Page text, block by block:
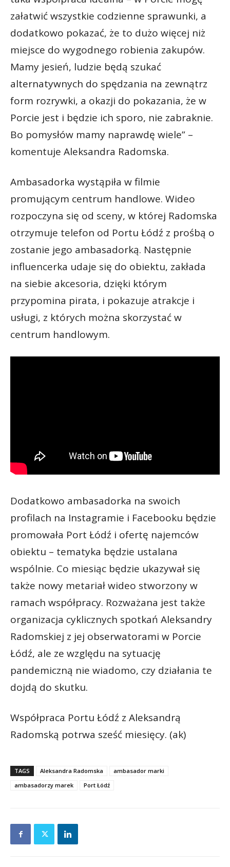
załatwić wszystkie codzienne sprawunki, a
dodatkowo pokazać, że to dużo więcej niż
miejsce do wygodnego robienia zakupów.
Mamy jesień, ludzie będą szukać
alternatywnych do spędzania na zewnątrz
form rozrywki, a okazji do pokazania, że w
Porcie jest i będzie ich sporo, nie zabraknie.
Bo pomysłów mamy naprawdę wiele” –
komentuje Aleksandra Radomska.
Ambasadorka wystąpiła w filmie
promującym centrum handlowe. Wideo
rozpoczyna się od sceny, w której Radomska
otrzymuje telefon od Portu Łódź z prośbą o
zostanie jego ambasadorką. Następnie
influencerka udaje się do obiektu, zakłada
na siebie akcesoria, dzięki którym
przypomina pirata, i pokazuje atrakcje i
usługi, z których można skorzystać w
centrum handlowym.
Dodatkowo ambasadorka na swoich
profilach na Instagramie i Facebooku będzie
promowała Port Łódź i ofertę najemców
obiektu – tematyka będzie ustalana
wspólnie. Co miesiąc będzie ukazywał się
także nowy metariał wideo stworzony w
ramach współpracy. Rozważana jest także
organizacja cyklicznych spotkań Aleksandry
Radomskiej z jej obserwatorami w Porcie
Łódź, ale ze względu na sytuację
pandemiczną nie wiadomo, czy działania te
dojdą do skutku.
Współpraca Portu Łódź z Aleksandrą
Radomską potrwa sześć miesięcy. (ak)
TAGS Aleksandra Radomska
ambasador marki
ambasadorzy marek
Port Łódź